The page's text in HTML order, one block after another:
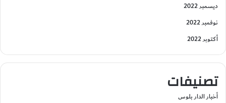
ديسمبر 2022
نوفمبر 2022
أكتوبر 2022
تصنيفات
أخبار الدار بلوس